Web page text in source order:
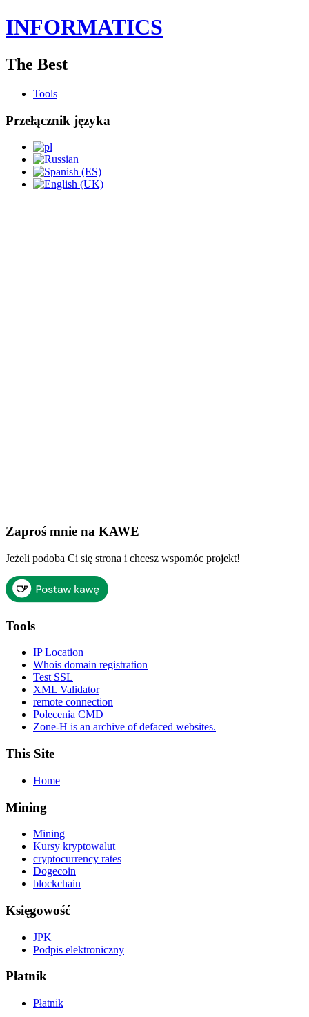
INFORMATICS
The Best
Tools
Przełącznik języka
Zaproś mnie na KAWE
Jeżeli podoba Ci się strona i chcesz wspomóc projekt!
Tools
IP Location
Whois domain registration
Test SSL
XML Validator
remote connection
Polecenia CMD
Zone-H is an archive of defaced websites.
This Site
Home
Mining
Mining
Kursy kryptowalut
cryptocurrency rates
Dogecoin
blockchain
Księgowość
JPK
Podpis elektroniczny
Płatnik
Płatnik